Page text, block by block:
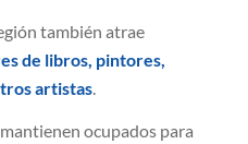
también atrae
de libros, pintores,
artistas
ocupados para